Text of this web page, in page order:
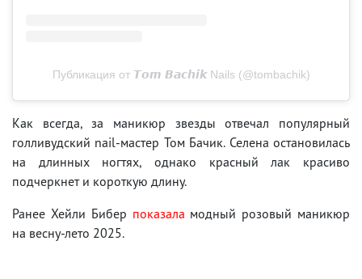
Публикация от 𝙏𝙤𝙢 𝘽𝙖𝙘𝙝𝙞𝙠 Nails (@tombachik)
Как всегда, за маникюр звезды отвечал популярный
голливудский nail-мастер Том Бачик. Селена остановилась
на длинных ногтях, однако красный лак красиво
подчеркнет и короткую длину.
Ранее Хейли Бибер показала модный розовый маникюр
на весну-лето 2025.